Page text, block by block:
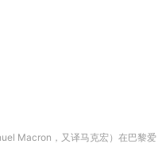
Macron，又译马克宏）在巴黎爱